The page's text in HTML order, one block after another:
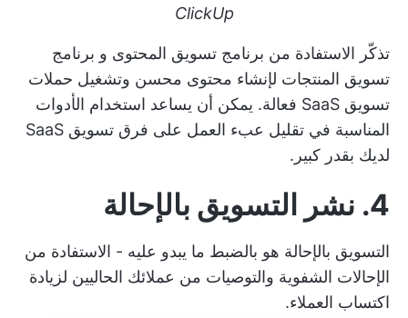
ClickUp
تذكّر الاستفادة من برنامج تسويق المحتوى و برنامج
تسويق المنتجات لإنشاء محتوى محسن وتشغيل حملات
تسويق SaaS فعالة. يمكن أن يساعد استخدام الأدوات
المناسبة في تقليل عبء العمل على فرق تسويق SaaS
لديك بقدر كبير.
4. نشر التسويق بالإحالة
التسويق بالإحالة هو بالضبط ما يبدو عليه - الاستفادة من
الإحالات الشفوية والتوصيات من عملائك الحاليين لزيادة
اكتساب العملاء.